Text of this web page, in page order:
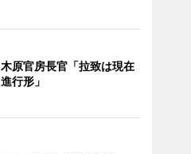
木原官房長官「拉致は現在
進行形」